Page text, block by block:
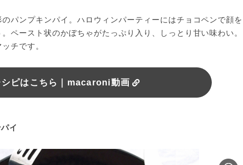
パンプキンパイ。ハロウィンパーティーにはチョコペンで顔を
ペースト状のかぼちゃがたっぷり入り、しっとり甘い味わい。
チです。
シピはこちら｜macaroni動画
イ